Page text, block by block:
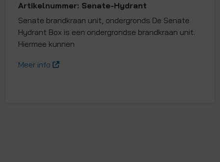
Artikelnummer: Senate-Hydrant
Senate brandkraan unit, ondergronds De Senate
Hydrant Box is een ondergrondse brandkraan unit.
Hiermee kunnen
Meer info